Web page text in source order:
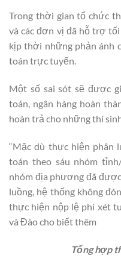
Trong thời gian tổ chức
và các đơn vị đã hỗ trợ
kịp thời những phản ánh
toán trực tuyến.
Một số sai sót sẽ được
toán, ngân hàng hoàn
hoàn trả cho những thí
“Mặc dù thực hiện phân
toán theo sáu nhóm
nhóm địa phương đã
luồng, hệ thống không
thực hiện nộp lệ phí xét
và Đào cho biết thêm
Tổng hợp